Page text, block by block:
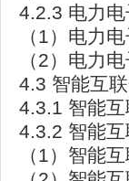
4.2.3 电力
（1）电力
（2）电力
4.3 智能互
4.3.1 智能
4.3.2 智能
（1）智能